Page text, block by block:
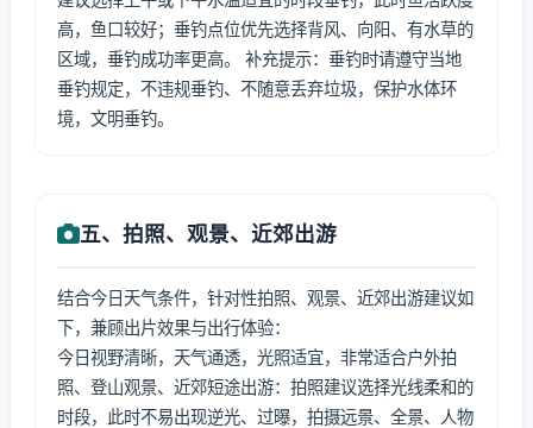
高，鱼口较好；垂钓点位优先选择背风、向阳、有水草的
区域，垂钓成功率更高。 补充提示：垂钓时请遵守当地
垂钓规定，不违规垂钓、不随意丢弃垃圾，保护水体环
境，文明垂钓。
五、拍照、观景、近郊出游
结合今日天气条件，针对性拍照、观景、近郊出游建议如
下，兼顾出片效果与出行体验：
今日视野清晰，天气通透，光照适宜，非常适合户外拍
照、登山观景、近郊短途出游：拍照建议选择光线柔和的
时段，此时不易出现逆光、过曝，拍摄远景、全景、人物